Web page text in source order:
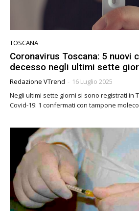
TOSCANA
Coronavirus Toscana: 5 nuovi
decesso negli ultimi sette
Redazione VTrend - 16 Luglio 2025
Negli ultimi sette giorni si sono registrati in
Covid-19: 1 confermati con tampone